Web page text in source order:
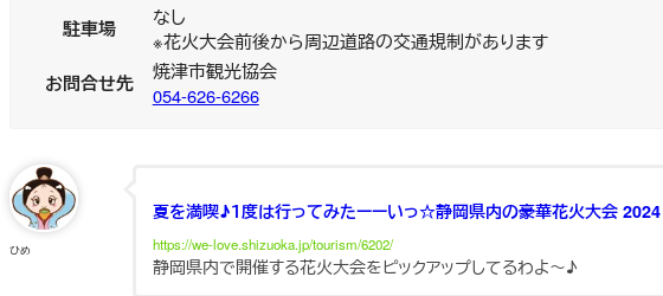
駐車場
なし
※花火大会前後から周辺道路の交通規制があります
お問合せ先
焼津市観光協会
054-626-6266
ひめ
夏を満喫♪１度は行ってみたーーいっ☆静岡県内の豪華花火大会 2024
https://we-love.shizuoka.jp/tourism/6202/
静岡県内で開催する花火大会をピックアップしてるわよ～♪